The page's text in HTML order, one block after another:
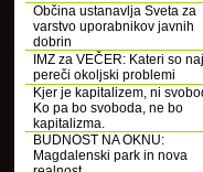
Občina ustanavlja Sveta za
varstvo uporabnikov javnih
dobrin
IMZ za VEČER: Kateri so
pereči okoljski problemi
Kjer je kapitalizem, ni
Ko pa bo svoboda, ne bo
kapitalizma.
BUDNOST NA OKNU:
Magdalenski park in nova